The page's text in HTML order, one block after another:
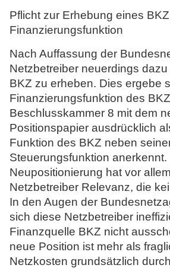
t
a
r
e
Pflicht zur Erhebung eines
Finanzierungsfunktion
Nach Auffassung der
Netzbetreiber neuerdings
BKZ zu erheben. Dies ergebe
Finanzierungsfunktion des
Beschlusskammer 8 mit dem
Positionspapier ausdrücklich
Funktion des BKZ neben
Steuerungsfunktion anerkennt.
Neupositionierung hat vor
Netzbetreiber Relevanz, die
In den Augen der
sich diese Netzbetreiber
Finanzquelle BKZ nicht
neue Position ist mehr als
Netzkosten grundsätzlich durch